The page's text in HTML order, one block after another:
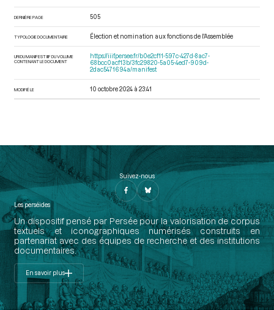
DERNIÈRE PAGE 505
TYPOLOGIE DOCUMENTAIRE Élection et nomination aux fonctions de l'Assemblée
URI DU MANIFEST IIIF DU VOLUME
CONTENANT LE DOCUMENT
https://iiif.persee.fr/b0e2cf11-597c-427d-8ac7-
68bcc0acf13b/3fc29820-5a05-4ed7-909d-
2dac5471694a/manifest
MODIFIÉ LE 10 octobre 2024 à 23:41
Suivez-nous
Les perséides
Un dispositif pensé par Persée pour la valorisation de corpus
textuels et iconographiques numérisés construits en
partenariat avec des équipes de recherche et des institutions
documentaires.
En savoir plus